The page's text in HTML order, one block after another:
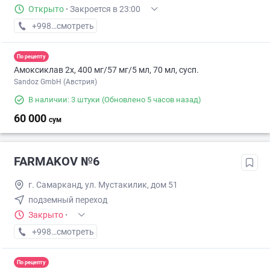
Открыто · Закроется в 23:00
+998 (95) XXX-XX-XX
смотреть
По рецепту
Амоксиклав 2х, 400 мг/57 мг/5 мл, 70 мл, сусп.
Sandoz GmbH (Австрия)
В наличии: 3 штуки (Обновлено 5 часов назад)
60 000 сум
FARMAKOV №6
г. Самарканд, ул. Мустакилик, дом 51
подземный переход
Закрыто ·
+998 (95) XXX-XX-XX
смотреть
По рецепту